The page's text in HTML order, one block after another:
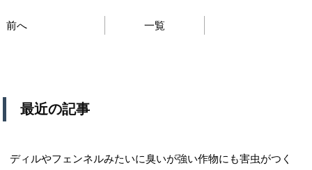
前へ 一覧
最近の記事
ディルやフェンネルみたいに臭いが強い作物にも害虫がつく